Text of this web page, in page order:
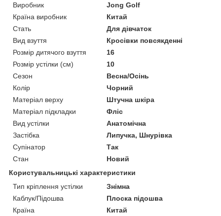
Виробник
Jong Golf
Країна виробник
Китай
Стать
Для дівчаток
Вид взуття
Кросівки повсякденні
Розмір дитячого взуття
16
Розмір устілки (см)
10
Сезон
Весна/Осінь
Колір
Чорний
Матеріал верху
Штучна шкіра
Матеріал підкладки
Фліс
Вид устілки
Анатомічна
Застібка
Липучка, Шнурівка
Супінатор
Так
Стан
Новий
Користувальницькі характеристики
Тип кріплення устілки
Знімна
Каблук/Підошва
Плоска підошва
Країна
Китай